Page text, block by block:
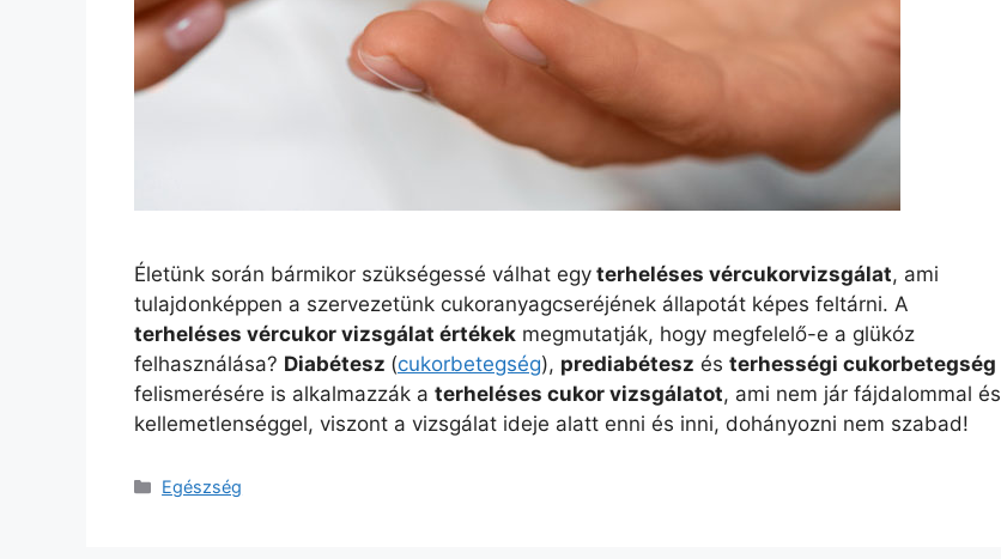
Életünk során bármikor szükségessé válhat egy terheléses vércukorvizsgálat, ami
tulajdonképpen a szervezetünk cukoranyagcseréjének állapotát képes feltárni. A
terheléses vércukor vizsgálat értékek megmutatják, hogy megfelelő-e a glükóz
felhasználása? Diabétesz (cukorbetegség), prediabétesz és terhességi cukorbetegség
felismerésére is alkalmazzák a terheléses cukor vizsgálatot, ami nem jár fájdalommal és
kellemetlenséggel, viszont a vizsgálat ideje alatt enni és inni, dohányozni nem szabad!
Kategória
Egészség